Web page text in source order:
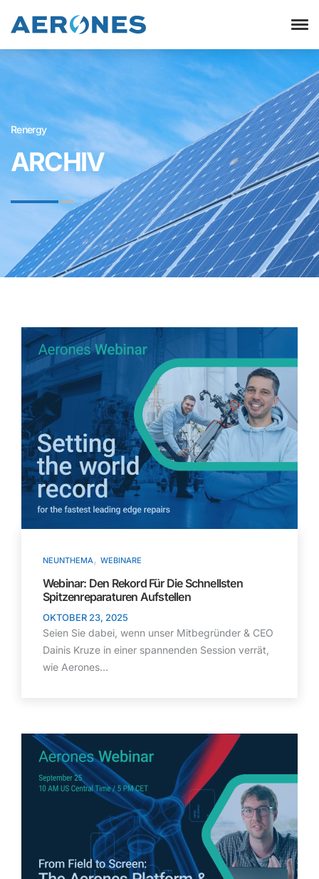
Renergy
ARCHIV
NEUNTHEMA, WEBINARE
Webinar: Den Rekord Für Die Schnellsten
Spitzenreparaturen Aufstellen
OKTOBER 23, 2025
Seien Sie dabei, wenn unser Mitbegründer & CEO
Dainis Kruze in einer spannenden Session verrät,
wie Aerones...